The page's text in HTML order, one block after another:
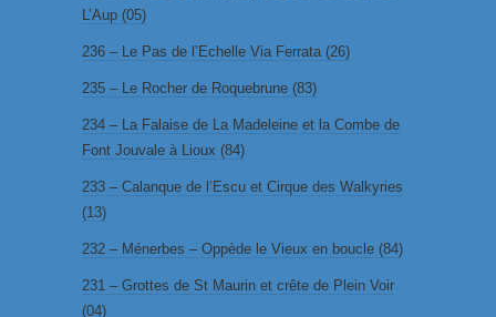
L’Aup (05)
236 – Le Pas de l’Echelle Via Ferrata (26)
235 – Le Rocher de Roquebrune (83)
234 – La Falaise de La Madeleine et la Combe de
Font Jouvale à Lioux (84)
233 – Calanque de l’Escu et Cirque des Walkyries
(13)
232 – Ménerbes – Oppède le Vieux en boucle (84)
231 – Grottes de St Maurin et crête de Plein Voir
(04)